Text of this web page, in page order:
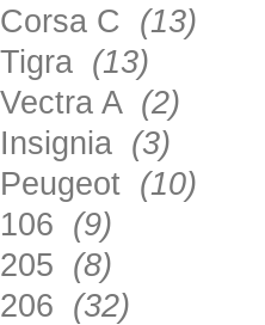
Corsa C (13)
Tigra (13)
Vectra A (2)
Insignia (3)
Peugeot (10)
106 (9)
205 (8)
206 (32)